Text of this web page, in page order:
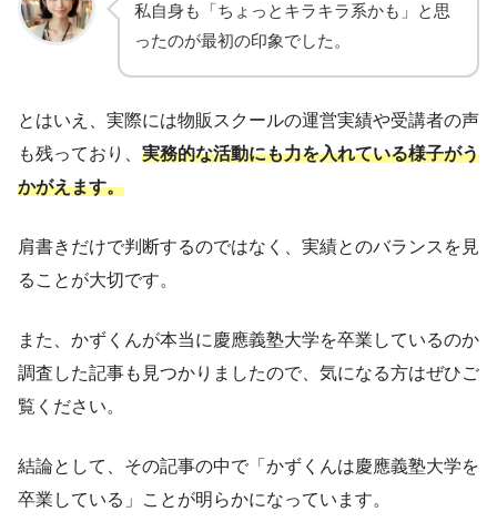
私自身も「ちょっとキラキラ系かも」と思
ったのが最初の印象でした。
とはいえ、実際には物販スクールの運営実績や受講者の声
も残っており、 実務的な活動にも力を入れている様子がう
かがえます。
肩書きだけで判断するのではなく、実績とのバランスを見
ることが大切です。
また、かずくんが本当に慶應義塾大学を卒業しているのか
調査した記事も見つかりましたので、気になる方はぜひご
覧ください。
結論として、その記事の中で「かずくんは慶應義塾大学を
卒業している」ことが明らかになっています。